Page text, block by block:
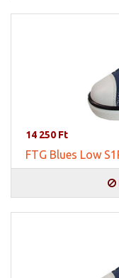
14 250 Ft
FTG Blues Low